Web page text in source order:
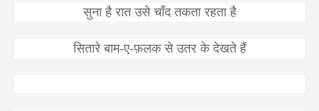
सुना है रात उसे चाँद तकता रहता है
सितारे बाम-ए-फ़लक से उतर के देखते हैं